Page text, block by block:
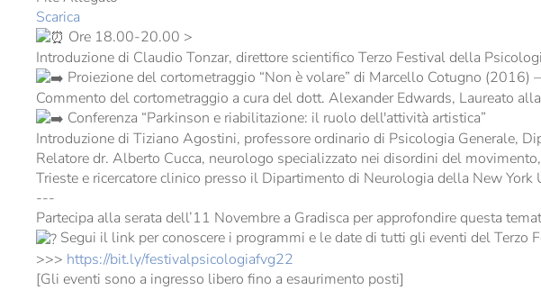
Scarica
Ore 18.00-20.00 >
Introduzione di Claudio Tonzar, direttore scientifico Terzo Festival della
Proiezione del cortometraggio “Non è volare” di Marcello Cotugno
Commento del cortometraggio a cura del dott. Alexander Edwards, Laureato
​ Conferenza “Parkinson e riabilitazione: il ruolo dell'attività artistica”
Introduzione di Tiziano Agostini, professore ordinario di Psicologia Generale,
Relatore dr. Alberto Cucca, neurologo specializzato nei disordini del
Trieste e ricercatore clinico presso il Dipartimento di Neurologia della New York
---
Partecipa alla serata dell’11 Novembre a Gradisca per approfondire questa
Segui il link per conoscere i programmi e le date di tutti gli eventi del Terzo
>>> https://bit.ly/festivalpsicologiafvg22
[Gli eventi sono a ingresso libero fino a esaurimento posti]